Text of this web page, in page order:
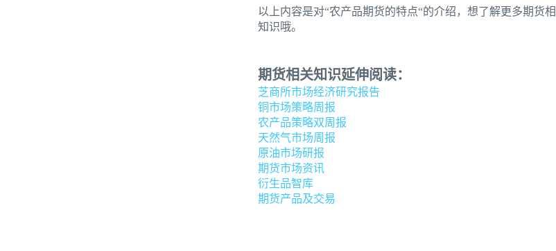
以上内容是对“农产品期货的特点“的介绍，想了解更多期货
知识哦。
期货相关知识延伸阅读：
芝商所市场经济研究报告
铜市场策略周报
农产品策略双周报
天然气市场周报
原油市场研报
期货市场资讯
衍生品智库
期货产品及交易